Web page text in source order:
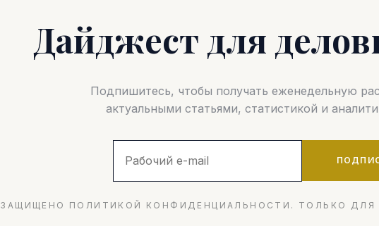
Дайджест для
Подпишитесь, чтобы получать еженедельную
актуальными статьями, статистикой и
ЗАЩИЩЕНО ПОЛИТИКОЙ КОНФИДЕНЦИАЛЬНОСТИ. ТОЛЬКО ДЛЯ